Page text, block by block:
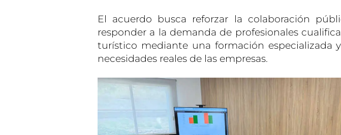
El acuerdo busca reforzar la colaboración
responder a la demanda de profesionales
turístico mediante una formación especializada
necesidades reales de las empresas.